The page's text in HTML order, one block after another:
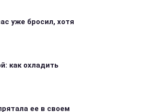
уже бросил, хотя
как охладить
ее в своем